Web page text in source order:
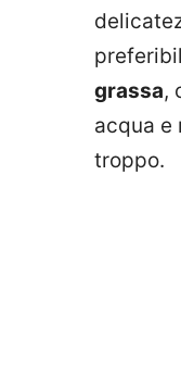
grassa,
acqua e
troppo.